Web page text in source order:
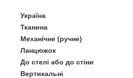
Україна
Тканина
Механічне (ручне)
Ланцюжок
До стелі або до стіни
Вертикальні